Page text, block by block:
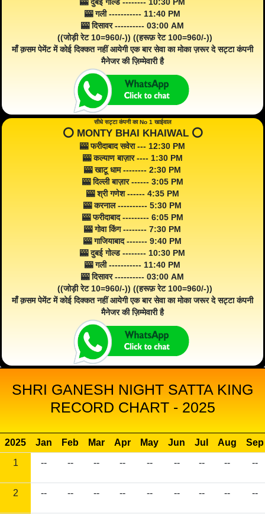
🎰 दुबई गोल्ड -------- 10:30 PM
🎰 गली ----------- 11:40 PM
🎰 दिसावर ---------- 03:00 AM
((जोड़ी रेट 10=960/-)) ((हरूफ़ रेट 100=960/-))
माँ क़सम पेमेंट में कोई दिक्कत नहीं आयेगी एक बार सेवा का मोका ज़रूर दे सट्टा कंपनी
मैनेजर की ज़िम्मेवारी है
सीधे सट्टा कंपनी का No 1 खाईवाल
⭕️ MONTY BHAI KHAIWAL ⭕️
🎰 फरीदाबाद सवेरा --- 12:30 PM
🎰 कल्याण बाज़ार ---- 1:30 PM
🎰 खाटू धाम -------- 2:30 PM
🎰 दिल्ली बाज़ार ------ 3:05 PM
🎰 श्री गणेश ------ 4:35 PM
🎰 करनाल ---------- 5:30 PM
🎰 फरीदाबाद --------- 6:05 PM
🎰 गोवा किंग -------- 7:30 PM
🎰 गाजियाबाद ------- 9:40 PM
🎰 दुबई गोल्ड -------- 10:30 PM
🎰 गली ----------- 11:40 PM
🎰 दिसावर ---------- 03:00 AM
((जोड़ी रेट 10=960/-)) ((हरूफ़ रेट 100=960/-))
माँ क़सम पेमेंट में कोई दिक्कत नहीं आयेगी एक बार सेवा का मोका जरूर दे सट्टा कंपनी
मैनेजर की ज़िम्मेवारी है
SHRI GANESH NIGHT SATTA KING
RECORD CHART - 2025
2025 Jan Feb Mar Apr May Jun Jul Aug
Sep
1
-- -- -- -- -- -- -- -- --
2 -- -- -- -- -- -- -- -- --